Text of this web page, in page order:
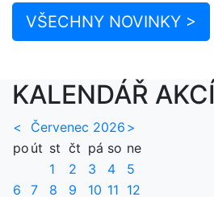
VŠECHNY NOVINKY >
KALENDÁŘ AKCÍ
< Červenec 2026 >
po út st čt pá so ne
1
2 3 4
5
6
7 8 9 10 11 12